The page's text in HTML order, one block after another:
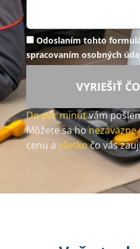
Odoslaním tohto
spracovaním osobných
VYRIEŠIŤ
Do pár minútvám
Môžete sa ho
cenu a všetkočo vás